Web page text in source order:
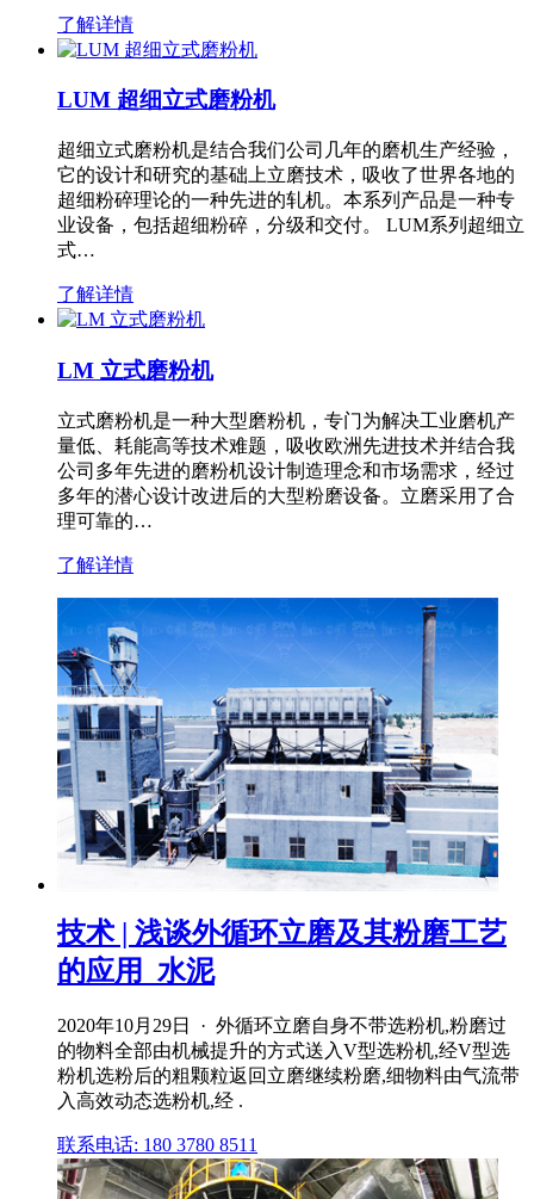
了解详情
LUM 超细立式磨粉机
超细立式磨粉机是结合我们公司几年的磨机生产经验，
它的设计和研究的基础上立磨技术，吸收了世界各地的
超细粉碎理论的一种先进的轧机。本系列产品是一种专
业设备，包括超细粉碎，分级和交付。 LUM系列超细立
式…
了解详情
LM 立式磨粉机
立式磨粉机是一种大型磨粉机，专门为解决工业磨机产
量低、耗能高等技术难题，吸收欧洲先进技术并结合我
公司多年先进的磨粉机设计制造理念和市场需求，经过
多年的潜心设计改进后的大型粉磨设备。立磨采用了合
理可靠的…
了解详情
技术 | 浅谈外循环立磨及其粉磨工艺
的应用_水泥
2020年10月29日 · 外循环立磨自身不带选粉机,粉磨过
的物料全部由机械提升的方式送入V型选粉机,经V型选
粉机选粉后的粗颗粒返回立磨继续粉磨,细物料由气流带
入高效动态选粉机,经 .
联系电话: 180 3780 8511